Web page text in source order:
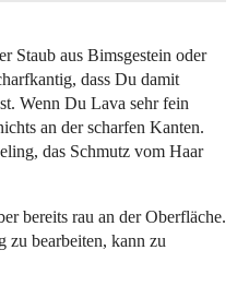
Staub aus Bimsgestein oder
dass Du damit
Wenn Du Lava sehr fein
an der scharfen Kanten.
das Schmutz vom Haar
bereits rau an der Oberfläche.
zu bearbeiten, kann zu